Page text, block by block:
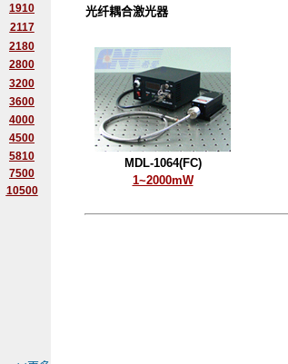
1910
2117
2180
2800
3200
3600
4000
4500
5810
7500
10500
光纤耦合激光器
MDL-1064(FC)
1~2000mW